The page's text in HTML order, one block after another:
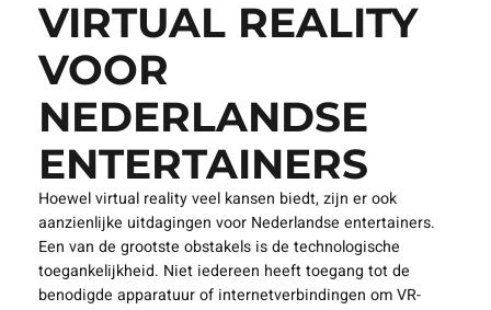
die voorheen niet mogelijk waren.
DE UITDAGINGEN
EN KANSEN VAN
VIRTUAL REALITY
VOOR
NEDERLANDSE
ENTERTAINERS